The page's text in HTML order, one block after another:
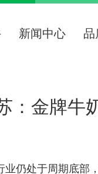
新闻中心 品
：金牌牛
仍处于周期底部